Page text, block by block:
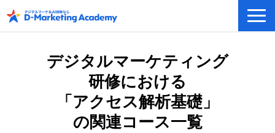
eラーニングシステム
カリキュラム例/事例
無料プラン/キャンペーン/特集
会社概要
デジタルマーケティング
研修における
「アクセス解析基礎」
の関連コース一覧